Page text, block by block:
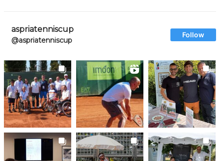
aspriatenniscup
@aspriatenniscup
Follow